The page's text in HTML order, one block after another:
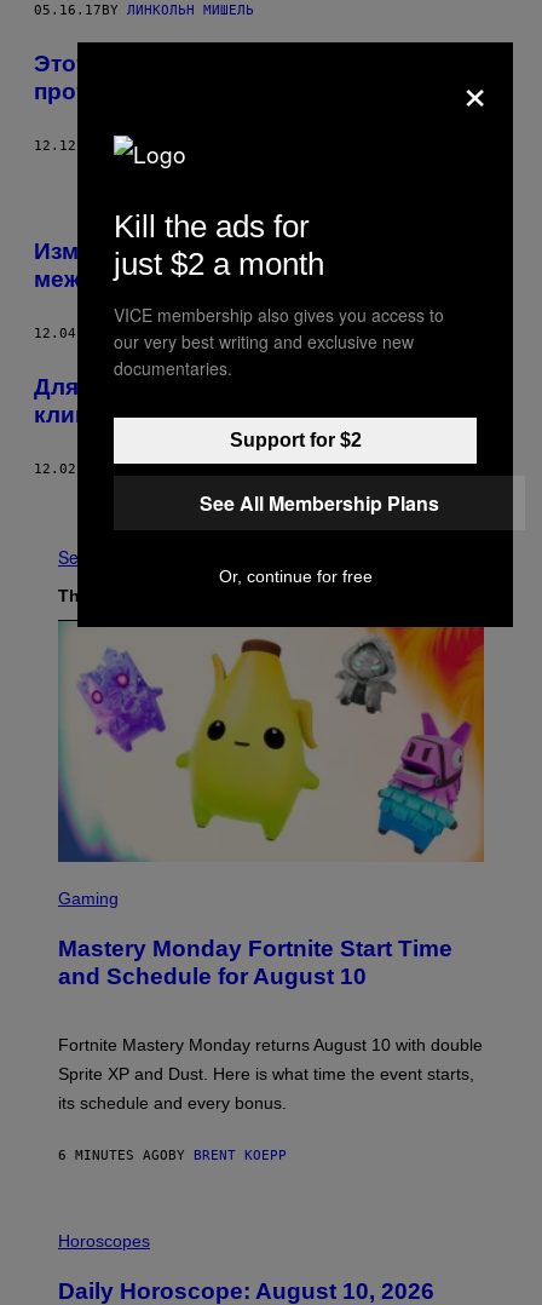
05.16.17BY ЛИНКОЛЬН МИШЕЛЬ
Этот парень идет босиком по Америке
протестуя против изменения климата
12.12.16 BYTORI TELFER
Изменение климата сдвигает границу
между Италией и Австрией
12.04.16 ЛИВИЯ АЛЬБЕК-РИПКА
Для людей, живущих в Арктике,
климатический апокалипсис уже настал
12.02.16
Older
See All
The Latest
C
E
S
T
E
P
I
G
Gaming
Mastery Monday Fortnite Start Time
and Schedule for August 10
Fortnite Mastery Monday returns August 10 with double
Sprite XP and Dust. Here is what time the event starts,
its schedule and every bonus.
6 MINUTES AGOBY BRENT KOEPP
L
Horoscopes
Daily Horoscope: August 10, 2026
×
Kill the ads for
just $2 a month
VICE membership also gives you access to
our very best writing and exclusive new
documentaries.
Support for $2
See All Membership Plans
Or, continue for free